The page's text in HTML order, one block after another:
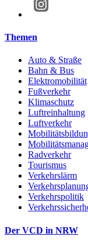
Themen
Auto & Straße
Bahn & Bus
Elektromobilität
Fußverkehr
Klimaschutz
Luftreinhaltung
Luftverkehr
Radverkehr
Tourismus
Verkehrslärm
Verkehrspolitik
Der VCD in NRW